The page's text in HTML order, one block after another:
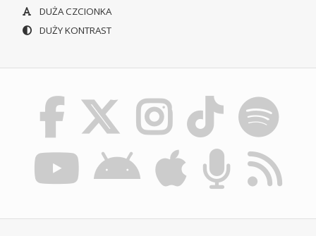
DUŻA CZCIONKA
DUŻY KONTRAST